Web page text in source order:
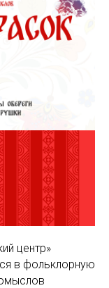
центр»
в фольклорную